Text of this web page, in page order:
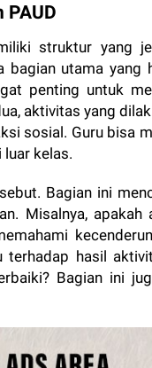
struktur yang
bagian utama
penting untuk
aktivitas yang
sosial. Guru bisa
luar kelas.
Bagian ini
Misalnya, apakah
terhadap hasil
Bagian ini